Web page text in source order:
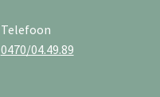
Telefoon
0470/04.49.89